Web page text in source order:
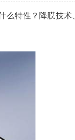
特性？降膜技术